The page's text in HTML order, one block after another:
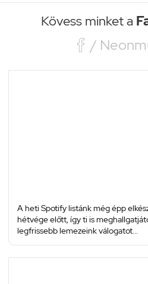
Kövess minket a
 /
A heti Spotify listánk még épp
hétvége előtt, így ti is
legfrissebb lemezeink válogatot...